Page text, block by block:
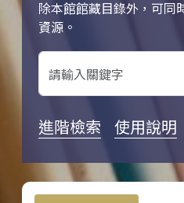
除本館館藏目錄外，可同
資源。
關鍵字搜尋
進階檢索 使用說明